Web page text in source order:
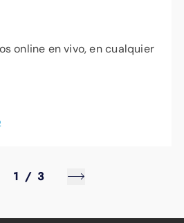
online en vivo, en cualquier
1 / 3